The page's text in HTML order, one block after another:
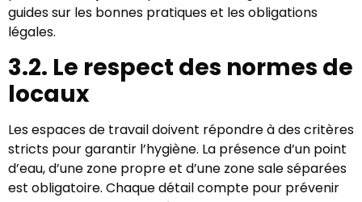
guides sur les bonnes pratiques et les obligations
légales.
3.2. Le respect des normes de
locaux
Les espaces de travail doivent répondre à des critères
stricts pour garantir l’hygiène. La présence d’un point
d’eau, d’une zone propre et d’une zone sale séparées
est obligatoire. Chaque détail compte pour prévenir